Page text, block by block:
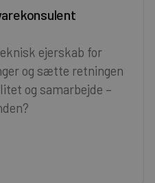
ejerskab for
og sætte retningen
og samarbejde –